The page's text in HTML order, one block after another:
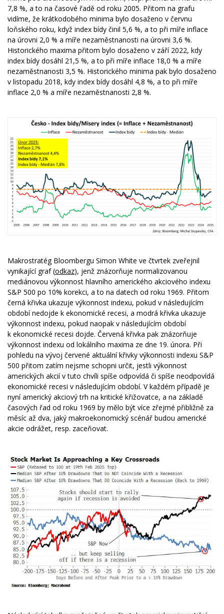
7,8 %, a to na časové řadě od roku 2005. Přitom na grafu
vidíme, že krátkodobého minima bylo dosaženo v červnu
loňského roku, když index bídy činil 5,6 %, a to při míře inflace
na úrovni 2,0 % a míře nezaměstnanosti na úrovni 3,6 %.
Historického maxima přitom bylo dosaženo v září 2022, kdy
index bídy dosáhl 21,5 %, a to při míře inflace 18,0 % a míře
nezaměstnanosti 3,5 %. Historického minima pak bylo dosaženo
v listopadu 2018, kdy index bídy dosáhl 4,8 %, a to při míře
inflace 2,0 % a míře nezaměstnanosti 2,8 %.
Makrostratég Bloombergu Simon White ve čtvrtek zveřejnil
vynikající graf (odkaz), jenž znázorňuje normalizovanou
mediánovou výkonnost hlavního amerického akciového indexu
S&P 500 po 10% korekci, a to na datech od roku 1969. Přitom
černá křivka ukazuje výkonnost indexu, pokud v následujícím
období nedojde k ekonomické recesi, a modrá křivka ukazuje
výkonnost indexu, pokud naopak v následujícím období
k ekonomické recesi dojde. Červená křivka pak znázorňuje
výkonnost indexu od lokálního maxima ze dne 19. února. Při
pohledu na vývoj červené aktuální křivky výkonnosti indexu S&P
500 přitom zatím nejsme schopni určit, jestli výkonnost
amerických akcií v tuto chvíli spíše odpovídá či spíše neodpovídá
ekonomické recesi v následujícím období. V každém případě je
nyní americký akciový trh na kritické křižovatce, a na základě
časových řad od roku 1969 by mělo být více zřejmé přibližně za
měsíc až dva, jaký makroekonomický scénář budou americké
akcie odrážet, resp. zaceňovat.